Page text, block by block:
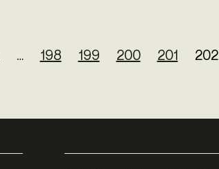
… 198 199 200 201 202